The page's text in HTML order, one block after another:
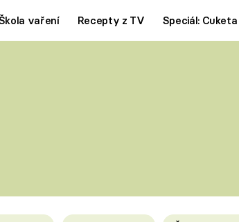
vaření Recepty z TV Speciál: Cuketa